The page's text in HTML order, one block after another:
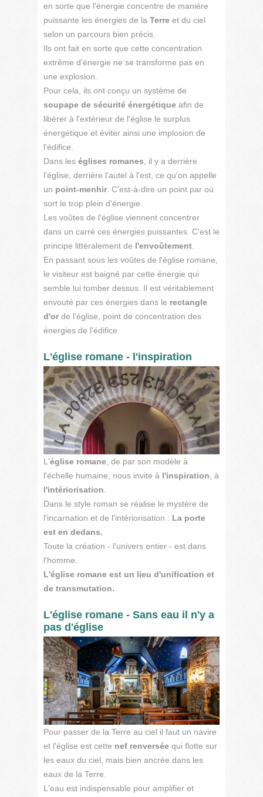
en sorte que l'énergie concentre de manière
puissante les énergies de la Terre et du ciel
selon un parcours bien précis.
Ils ont fait en sorte que cette concentration
extrême d'énergie ne se transforme pas en
une explosion.
Pour cela, ils ont conçu un système de
soupape de sécurité énergétique afin de
libérer à l'extérieur de l'église le surplus
énergétique et éviter ainsi une implosion de
l'édifice.
Dans les églises romanes , il y a derrière
l'église, derrière l'autel à l'est, ce qu'on appelle
un point-menhir. C'est-à-dire un point par où
sort le trop plein d'énergie.
Les voûtes de l'église viennent concentrer
dans un carré ces énergies puissantes. C'est le
principe littéralement de l'envoûtement
En passant sous les voûtes de l'église romane,
le visiteur est baigné par cette énergie qui
semble lui tomber dessus. Il est véritablement
envouté par ces énergies dans le rectangle
d'orde l'église, point de concentration des
énergies de l'édifice.
L'église romane - l'inspiration
L'église romane , de par son modèle à
l'échelle humaine, nous invite à l'inspiration , à
l'intériorisation
Dans le style roman se réalise le mystère de
l'incarnation et de l'intériorisation : La porte
est en dedans.
Toute la création - l'univers entier - est dans
l'homme.
L'église romane est un lieu d'unification et
de transmutation.
L'église romane - Sans eau il n'y a
pas d'église
Pour passer de la Terre au ciel il faut un navire
et l'église est cette nef renversée qui flotte sur
les eaux du ciel, mais bien ancrée dans les
eaux de la Terre.
L'eau est indispensable pour amplifier et